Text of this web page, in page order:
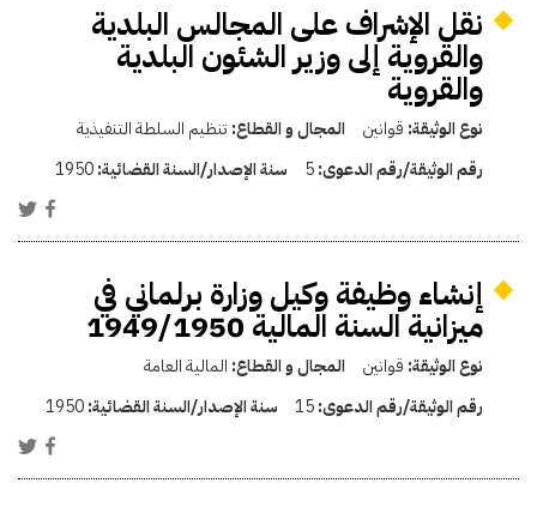
نقل الإشراف على المجالس البلدية
والقروية إلى وزير الشئون البلدية
والقروية
نوع الوثيقة: قوانين المجال و القطاع: تنظيم السلطة التنفيذية
رقم الوثيقة/رقم الدعوى:5 سنة الإصدار/السنة القضائية:1950
إنشاء وظيفة وكيل وزارة برلماني في
ميزانية السنة المالية 1949/1950
نوع الوثيقة: قوانين المجال و القطاع: المالية العامة
رقم الوثيقة/رقم الدعوى:15 سنة الإصدار/السنة القضائية:1950